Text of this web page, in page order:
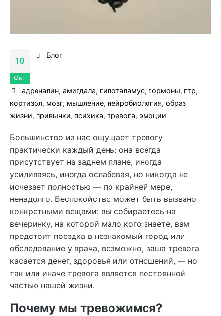
10
Окт
Блог
адреналин,амигдала, гипоталамус, гормоны, гтр,
кортизол, мозг, мышление, нейробиология, образ
жизни, привычки, психика, тревога, эмоции
Большинство из нас ощущает тревогу
практически каждый день: она всегда
присутствует на заднем плане, иногда
усиливаясь, иногда ослабевая, но никогда не
исчезает полностью — по крайней мере,
ненадолго. Беспокойство может быть вызвано
конкретными вещами: вы собираетесь на
вечеринку, на которой мало кого знаете, вам
предстоит поездка в незнакомый город или
обследование у врача, возможно, ваша тревога
касается денег, здоровья или отношений, — но
так или иначе тревога является постоянной
частью нашей жизни.
Почему мы тревожимся?